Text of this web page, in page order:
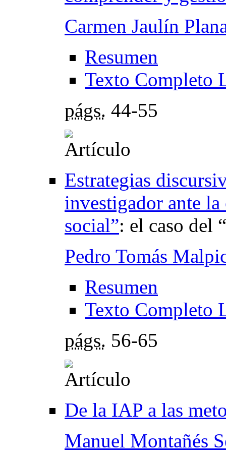
Carmen Jaulín
Resumen
Texto Completo
págs. 44-55
Estrategias
investigador ante
social”: el caso del
Pedro Tomás
Resumen
Texto Completo
págs. 56-65
De la IAP a las
Manuel Montañés